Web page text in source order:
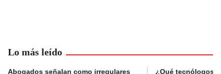
Lo más leído
Abogados señalan como irregulares
¿Qué tecnólogos